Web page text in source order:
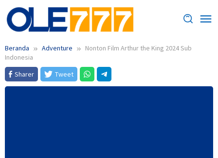
Loncat
ke
konten
Beranda Adventure
Nonton Film Arthur the King 2024 Sub
Indonesia
Sharer
Tweet